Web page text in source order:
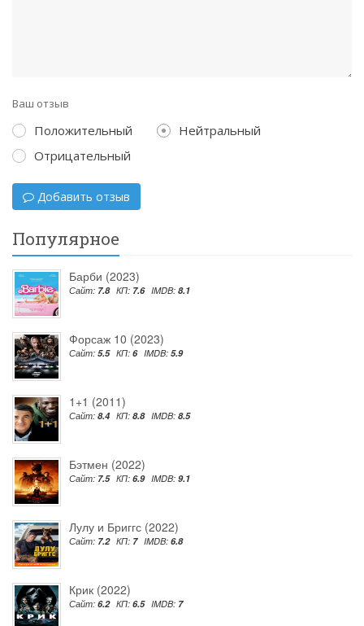
Ваш отзыв
Положительный
Нейтральный
Отрицательный
Добавить отзыв
Популярное
Барби (2023)
Сайт: 7.8 КП: 7.6 IMDB: 8.1
Форсаж 10 (2023)
Сайт: 5.5 КП: 6 IMDB: 5.9
1+1 (2011)
Сайт: 8.4 КП: 8.8 IMDB: 8.5
Бэтмен (2022)
Сайт: 7.5 КП: 6.9 IMDB: 9.1
Лулу и Бриггс (2022)
Сайт: 7.2 КП: 7 IMDB: 6.8
Крик (2022)
Сайт: 6.2 КП: 6.5 IMDB: 7